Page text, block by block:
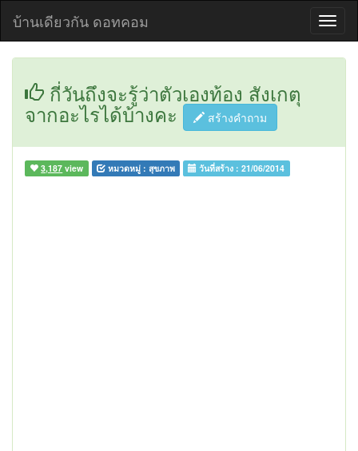
บ้านเดียวกัน ดอทคอม
กี่วันถึงจะรู้ว่าตัวเองท้อง สังเกตุ
จากอะไรได้บ้างคะ สร้างคำถาม
3,187 view หมวดหมู่ : สุขภาพ วันที่สร้าง :21/06/2014